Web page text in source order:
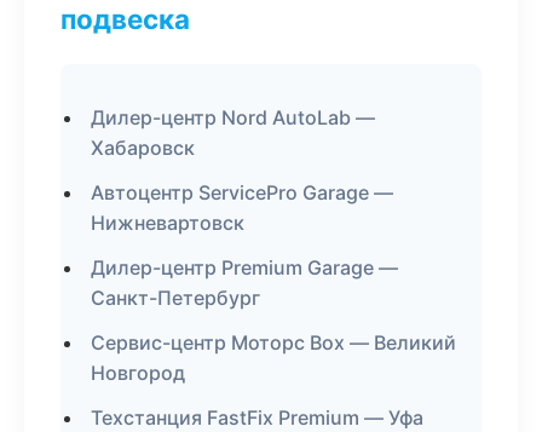
подвеска
Дилер-центр Nord AutoLab —
Хабаровск
Автоцентр ServicePro Garage —
Нижневартовск
Дилер-центр Premium Garage —
Санкт-Петербург
Сервис-центр Моторс Box — Великий
Новгород
Техстанция FastFix Premium — Уфа